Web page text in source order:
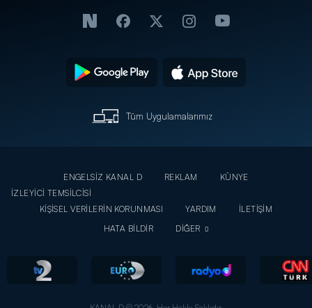
Tüm Uygulamalarımız
ENGELSİZ KANAL D REKLAM
KÜNYE
İZLEYİCİ TEMSİLCİSİ
KİŞİSEL VERİLERİN KORUNMASI
YARDIM
İLETİŞİM
HATA BİLDİR
DİĞER